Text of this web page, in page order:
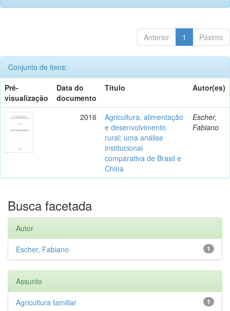
Anterior 1 Póximo
Conjunto de itens:
Pré-
visualização
Data do
documento
Título Autor(es)
2016
Agricultura, alimentação
e desenvolvimento
rural: uma análise
institucional
comparativa de Brasil e
China
Escher,
Fabiano
Busca facetada
Autor
1
Escher, Fabiano
Assunto
1
Agricultura familiar